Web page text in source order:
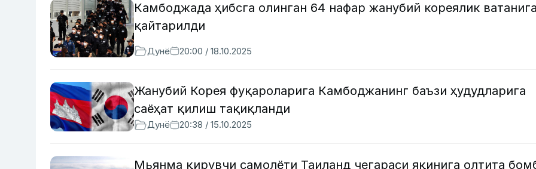
Камбоджада ҳибсга олинган 64 нафар жанубий кореялик
қайтарилди
Дунё 20:00 / 18.10.2025
Жанубий Корея фуқароларига Камбоджанинг баъзи ҳудудларига
саёҳат қилиш тақиқланди
Дунё 20:38 / 15.10.2025
Мьянма қирувчи самолёти Таиланд чегараси яқинига олтита